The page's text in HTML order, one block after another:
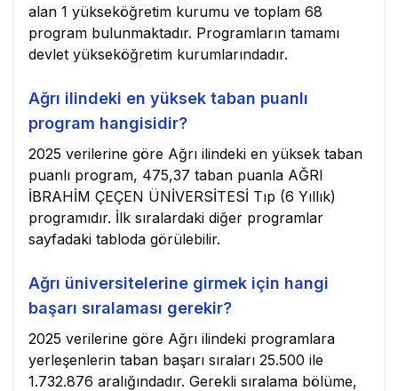
alan 1 yükseköğretim kurumu ve toplam 68
program bulunmaktadır. Programların tamamı
devlet yükseköğretim kurumlarındadır.
Ağrı ilindeki en yüksek taban puanlı
program hangisidir?
2025 verilerine göre Ağrı ilindeki en yüksek taban
puanlı program, 475,37 taban puanla AĞRI
İBRAHİM ÇEÇEN ÜNİVERSİTESİ Tıp (6 Yıllık)
programıdır. İlk sıralardaki diğer programlar
sayfadaki tabloda görülebilir.
Ağrı üniversitelerine girmek için hangi
başarı sıralaması gerekir?
2025 verilerine göre Ağrı ilindeki programlara
yerleşenlerin taban başarı sıraları 25.500 ile
1.732.876 aralığındadır. Gerekli sıralama bölüme,